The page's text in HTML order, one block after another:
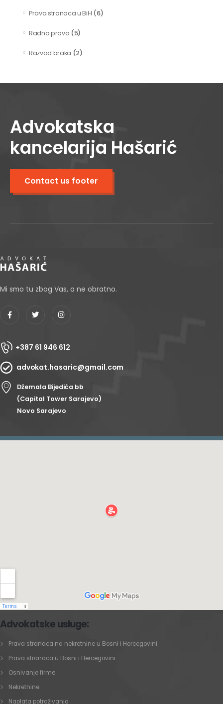
Prava stranaca u BiH (6)
Radno pravo (5)
Razvod braka (2)
Advokatska
kancelarija Hašarić
Contact us footer
Mi smo tu zbog Vas, a ne obratno.
+387 61 946 612
advokat.hasaric@gmail.com
Džemala Bijedića bb
(Capital Tower Sarajevo)
Novo Sarajevo
Advokatske usluge:
Prava stranaca na nekretnine u Bosni i Hercegovini
Prava stranaca u Bosni i Hercegovini
Osnivanje firme
Nekretnine
Naplata potraživanja